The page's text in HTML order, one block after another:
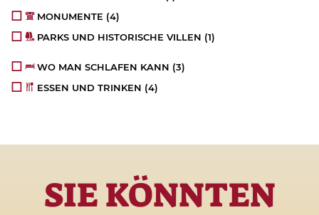
MONUMENTE (4)
PARKS UND HISTORISCHE VILLEN (1)
WO MAN SCHLAFEN KANN (3)
ESSEN UND TRINKEN (4)
SIE KÖNNTEN